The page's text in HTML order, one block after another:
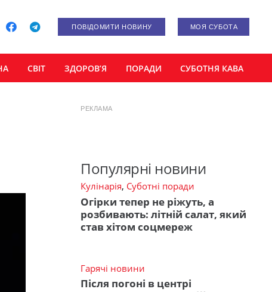
ПОВІДОМИТИ НОВИНУ МОЯ СУБОТА
СВІТ ЗДОРОВ’Я ПОРАДИ СУБОТНЯ КАВА
РЕКЛАМА
Популярні новини
Кулінарія, Суботні поради
Огірки тепер не ріжуть, а
розбивають: літній салат, який
став хітом соцмереж
Гарячі новини
Після погоні в центрі